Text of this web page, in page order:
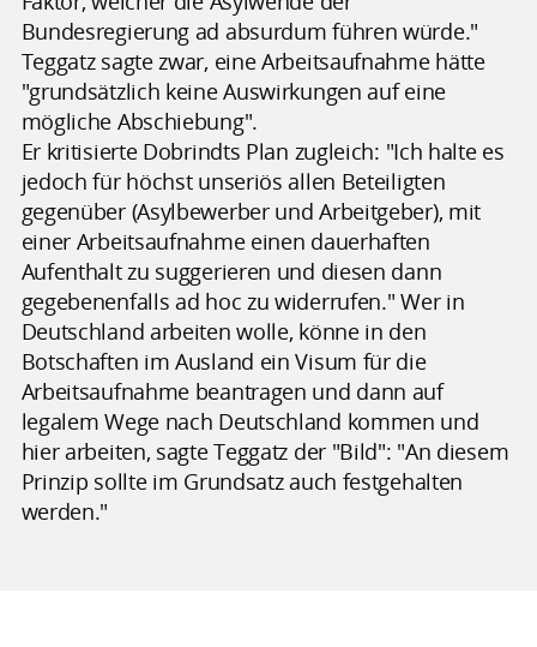
Bundesregierung ad absurdum führen würde."
Teggatz sagte zwar, eine Arbeitsaufnahme hätte
"grundsätzlich keine Auswirkungen auf eine
mögliche Abschiebung".
Er kritisierte Dobrindts Plan zugleich: "Ich halte es
jedoch für höchst unseriös allen Beteiligten
gegenüber (Asylbewerber und Arbeitgeber), mit
einer Arbeitsaufnahme einen dauerhaften
Aufenthalt zu suggerieren und diesen dann
gegebenenfalls ad hoc zu widerrufen." Wer in
Deutschland arbeiten wolle, könne in den
Botschaften im Ausland ein Visum für die
Arbeitsaufnahme beantragen und dann auf
legalem Wege nach Deutschland kommen und
hier arbeiten, sagte Teggatz der "Bild": "An diesem
Prinzip sollte im Grundsatz auch festgehalten
werden."